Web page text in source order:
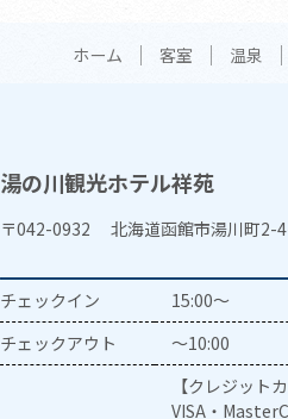
ホーム 客室 温泉
湯の川観光ホテル祥苑
〒042-0932 北海道函館市湯川町2-
チェックイン
15:00～
チェックアウト
～10:00
【クレジット
VISA・